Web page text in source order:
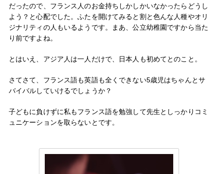
だったので、フランス人のお金持ちしかしかいなかったらどうし
よう？と心配でした。ふたを開けてみると割と色んな人種やオリ
ジナリティの人もいるようです。まあ、公立幼稚園ですから当た
り前ですよね。
とはいえ、アジア人は一人だけで、日本人も初めてとのこと。
さてさて、フランス語も英語も全くできない5歳児はちゃんとサ
バイバルしていけるでしょうか？
子どもに負けずに私もフランス語を勉強して先生としっかりコミ
ュニケーションを取らないとです。